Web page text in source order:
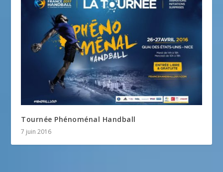
Tournée Phénoménal Handball
7 juin 2016